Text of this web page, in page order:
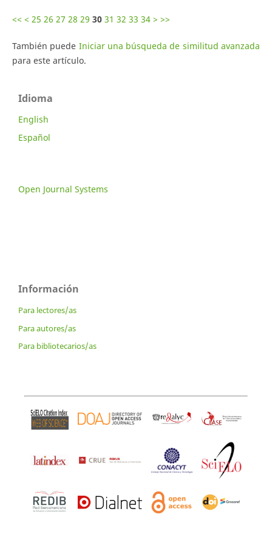
<< < 25 26 27 28 29 30 31 32 33 34 > >>
También puede Iniciar una búsqueda de similitud avanzada
para este artículo.
Idioma
English
Español
Open Journal Systems
Información
Para lectores/as
Para autores/as
Para bibliotecarios/as